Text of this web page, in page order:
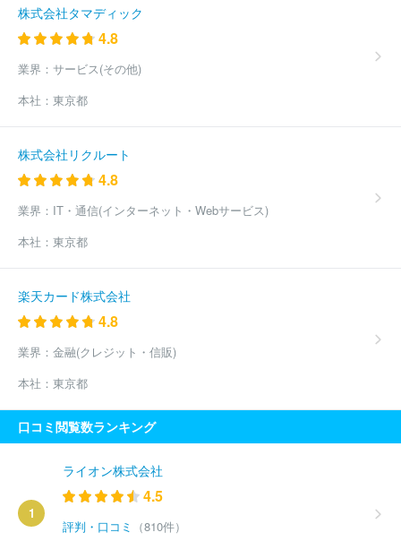
株式会社タマディック
4.8
業界： サービス(その他)
本社： 東京都
株式会社リクルート
4.8
業界： IT・通信(インターネット・Webサービス)
本社： 東京都
楽天カード株式会社
4.8
業界： 金融(クレジット・信販)
本社： 東京都
口コミ閲覧数ランキング
1
ライオン株式会社
4.5
評判・口コミ
（810件）